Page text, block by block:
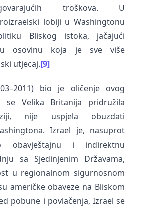
troškova. U
lobiji u Washingtonu
Bliskog istoka, jačajući
osovinu koja je sve više
utjecaj.[9]
bio je oličenje ovog
se Velika Britanija pridružila
nije uspjela obuzdati
Izrael je, nasuprot
obavještajnu i indirektnu
sa Sjedinjenim Državama,
u regionalnom sigurnosnom
američke obaveze na Bliskom
pobune i povlačenja, Izrael se